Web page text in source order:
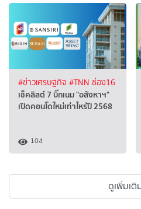
#ข่าวเศรษฐกิจ #TNN ช่อง16
เช็คลิสต์ 7 บิ๊กเนม "อสังหาฯ"
เปิดคอนโดใหม่เท่าไหร่ปี 2568
104
ดูเพิ่มเติ